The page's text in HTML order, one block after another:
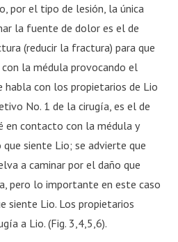
por el tipo de lesión, la única
la fuente de dolor es el de
(reducir la fractura) para que
la médula provocando el
habla con los propietarios de Lio
No. 1 de la cirugía, es el de
contacto con la médula y
siente Lio; se advierte que
a caminar por el daño que
pero lo importante en este caso
siente Lio. Los propietarios
a Lio. (Fig. 3,4,5,6).